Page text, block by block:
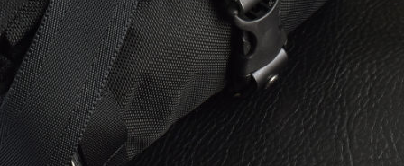
カスタムバッグ
デジアナ格納庫
FreeFree トート
ちょっとミリタリー
カスタムパーツ
コピーノート
ふわふわケース